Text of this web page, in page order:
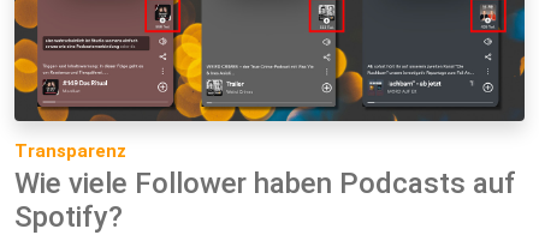
Transparenz
Wie viele Follower haben Podcasts auf
Spotify?